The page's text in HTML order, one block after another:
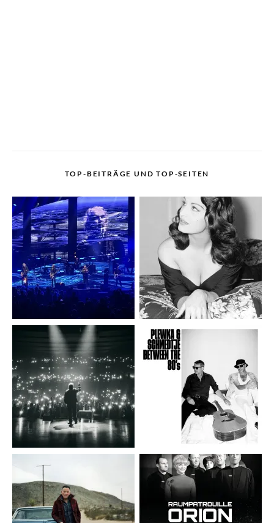
TOP-BEITRÄGE UND TOP-SEITEN